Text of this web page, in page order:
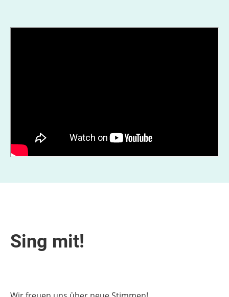
Sing mit!